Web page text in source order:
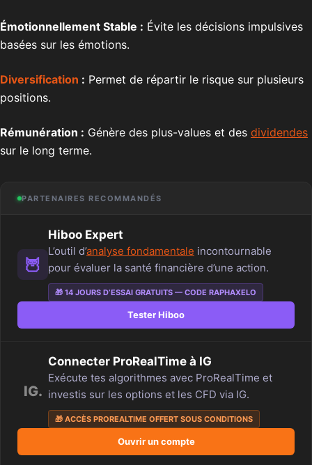
Émotionnellement Stable : Évite les décisions impulsives
basées sur les émotions.
Diversification : Permet de répartir le risque sur plusieurs
positions.
Rémunération : Génère des plus-values et des dividendes
sur le long terme.
PARTENAIRES RECOMMANDÉS
🦉
Hiboo Expert
L’outil d’analyse fondamentale incontournable
pour évaluer la santé financière d’une action.
🎁 14 JOURS D’ESSAI GRATUITS — CODE RAPHAXELO
Tester Hiboo
IG.
Connecter ProRealTime à IG
Exécute tes algorithmes avec ProRealTime et
investis sur les options et les CFD via IG.
🎁 ACCÈS PROREALTIME OFFERT SOUS CONDITIONS
Ouvrir un compte